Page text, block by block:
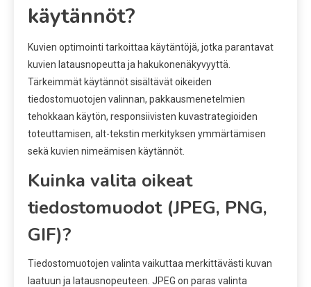
käytännöt?
Kuvien optimointi tarkoittaa käytäntöjä, jotka parantavat
kuvien latausnopeutta ja hakukonenäkyvyyttä.
Tärkeimmät käytännöt sisältävät oikeiden
tiedostomuotojen valinnan, pakkausmenetelmien
tehokkaan käytön, responsiivisten kuvastrategioiden
toteuttamisen, alt-tekstin merkityksen ymmärtämisen
sekä kuvien nimeämisen käytännöt.
Kuinka valita oikeat
tiedostomuodot (JPEG, PNG,
GIF)?
Tiedostomuotojen valinta vaikuttaa merkittävästi kuvan
laatuun ja latausnopeuteen. JPEG on paras valinta